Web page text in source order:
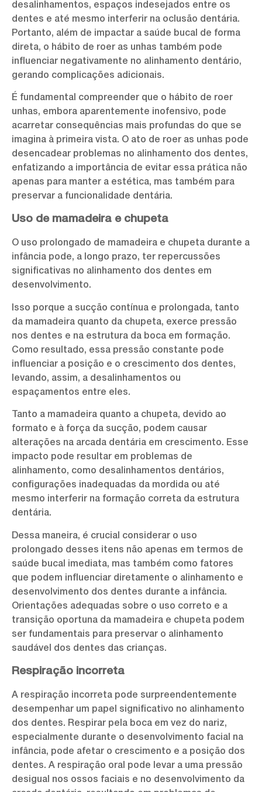
desalinhamentos, espaços indesejados entre os
dentes e até mesmo interferir na oclusão dentária.
Portanto, além de impactar a saúde bucal de forma
direta, o hábito de roer as unhas também pode
influenciar negativamente no alinhamento dentário,
gerando complicações adicionais.
É fundamental compreender que o hábito de roer
unhas, embora aparentemente inofensivo, pode
acarretar consequências mais profundas do que se
imagina à primeira vista. O ato de roer as unhas pode
desencadear problemas no alinhamento dos dentes,
enfatizando a importância de evitar essa prática não
apenas para manter a estética, mas também para
preservar a funcionalidade dentária.
Uso de mamadeira e chupeta
O uso prolongado de mamadeira e chupeta durante a
infância pode, a longo prazo, ter repercussões
significativas no alinhamento dos dentes em
desenvolvimento.
Isso porque a sucção contínua e prolongada, tanto
da mamadeira quanto da chupeta, exerce pressão
nos dentes e na estrutura da boca em formação.
Como resultado, essa pressão constante pode
influenciar a posição e o crescimento dos dentes,
levando, assim, a desalinhamentos ou
espaçamentos entre eles.
Tanto a mamadeira quanto a chupeta, devido ao
formato e à força da sucção, podem causar
alterações na arcada dentária em crescimento. Esse
impacto pode resultar em problemas de
alinhamento, como desalinhamentos dentários,
configurações inadequadas da mordida ou até
mesmo interferir na formação correta da estrutura
dentária.
Dessa maneira, é crucial considerar o uso
prolongado desses itens não apenas em termos de
saúde bucal imediata, mas também como fatores
que podem influenciar diretamente o alinhamento e
desenvolvimento dos dentes durante a infância.
Orientações adequadas sobre o uso correto e a
transição oportuna da mamadeira e chupeta podem
ser fundamentais para preservar o alinhamento
saudável dos dentes das crianças.
Respiração incorreta
A respiração incorreta pode surpreendentemente
desempenhar um papel significativo no alinhamento
dos dentes. Respirar pela boca em vez do nariz,
especialmente durante o desenvolvimento facial na
infância, pode afetar o crescimento e a posição dos
dentes. A respiração oral pode levar a uma pressão
desigual nos ossos faciais e no desenvolvimento da